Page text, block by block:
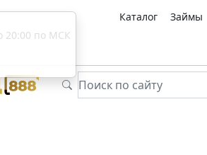
Каталог Займы
20:00 по МСК